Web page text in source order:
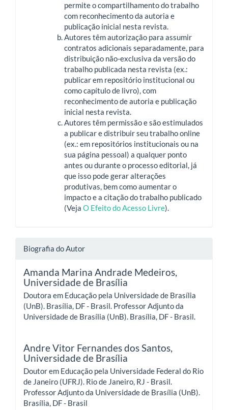
permite o compartilhamento do trabalho
com reconhecimento da autoria e
publicação inicial nesta revista.
Autores têm autorização para assumir
contratos adicionais separadamente, para
distribuição não-exclusiva da versão do
trabalho publicada nesta revista (ex.:
publicar em repositório institucional ou
como capítulo de livro), com
reconhecimento de autoria e publicação
inicial nesta revista.
Autores têm permissão e são estimulados
a publicar e distribuir seu trabalho online
(ex.: em repositórios institucionais ou na
sua página pessoal) a qualquer ponto
antes ou durante o processo editorial, já
que isso pode gerar alterações
produtivas, bem como aumentar o
impacto e a citação do trabalho publicado
(Veja O Efeito do Acesso Livre).
Biografia do Autor
Amanda Marina Andrade Medeiros,
Universidade de Brasília
Doutora em Educação pela Universidade de Brasília
(UnB). Brasília, DF - Brasil. Professor Adjunto da
Universidade de Brasília (UnB). Brasília, DF - Brasil.
Andre Vitor Fernandes dos Santos,
Universidade de Brasília
Doutor em Educação pela Universidade Federal do Rio
de Janeiro (UFRJ). Rio de Janeiro, RJ - Brasil.
Professor Adjunto da Universidade de Brasília (UnB).
Brasília, DF - Brasil